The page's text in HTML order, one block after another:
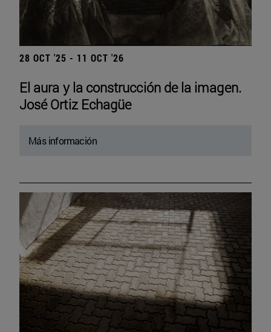
28 OCT '25 - 11 OCT '26
El aura y la construcción de la imagen.
José Ortiz Echagüe
Más información